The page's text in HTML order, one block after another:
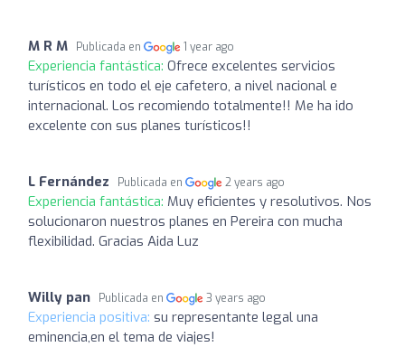
M R M Publicada en 1 year ago
Experiencia fantástica: Ofrece excelentes servicios
turísticos en todo el eje cafetero, a nivel nacional e
internacional. Los recomiendo totalmente!! Me ha ido
excelente con sus planes turísticos!!
L Fernández Publicada en 2 years ago
Experiencia fantástica: Muy eficientes y resolutivos. Nos
solucionaron nuestros planes en Pereira con mucha
flexibilidad. Gracias Aida Luz
Willy pan Publicada en 3 years ago
Experiencia positiva: su representante legal una
eminencia,en el tema de viajes!